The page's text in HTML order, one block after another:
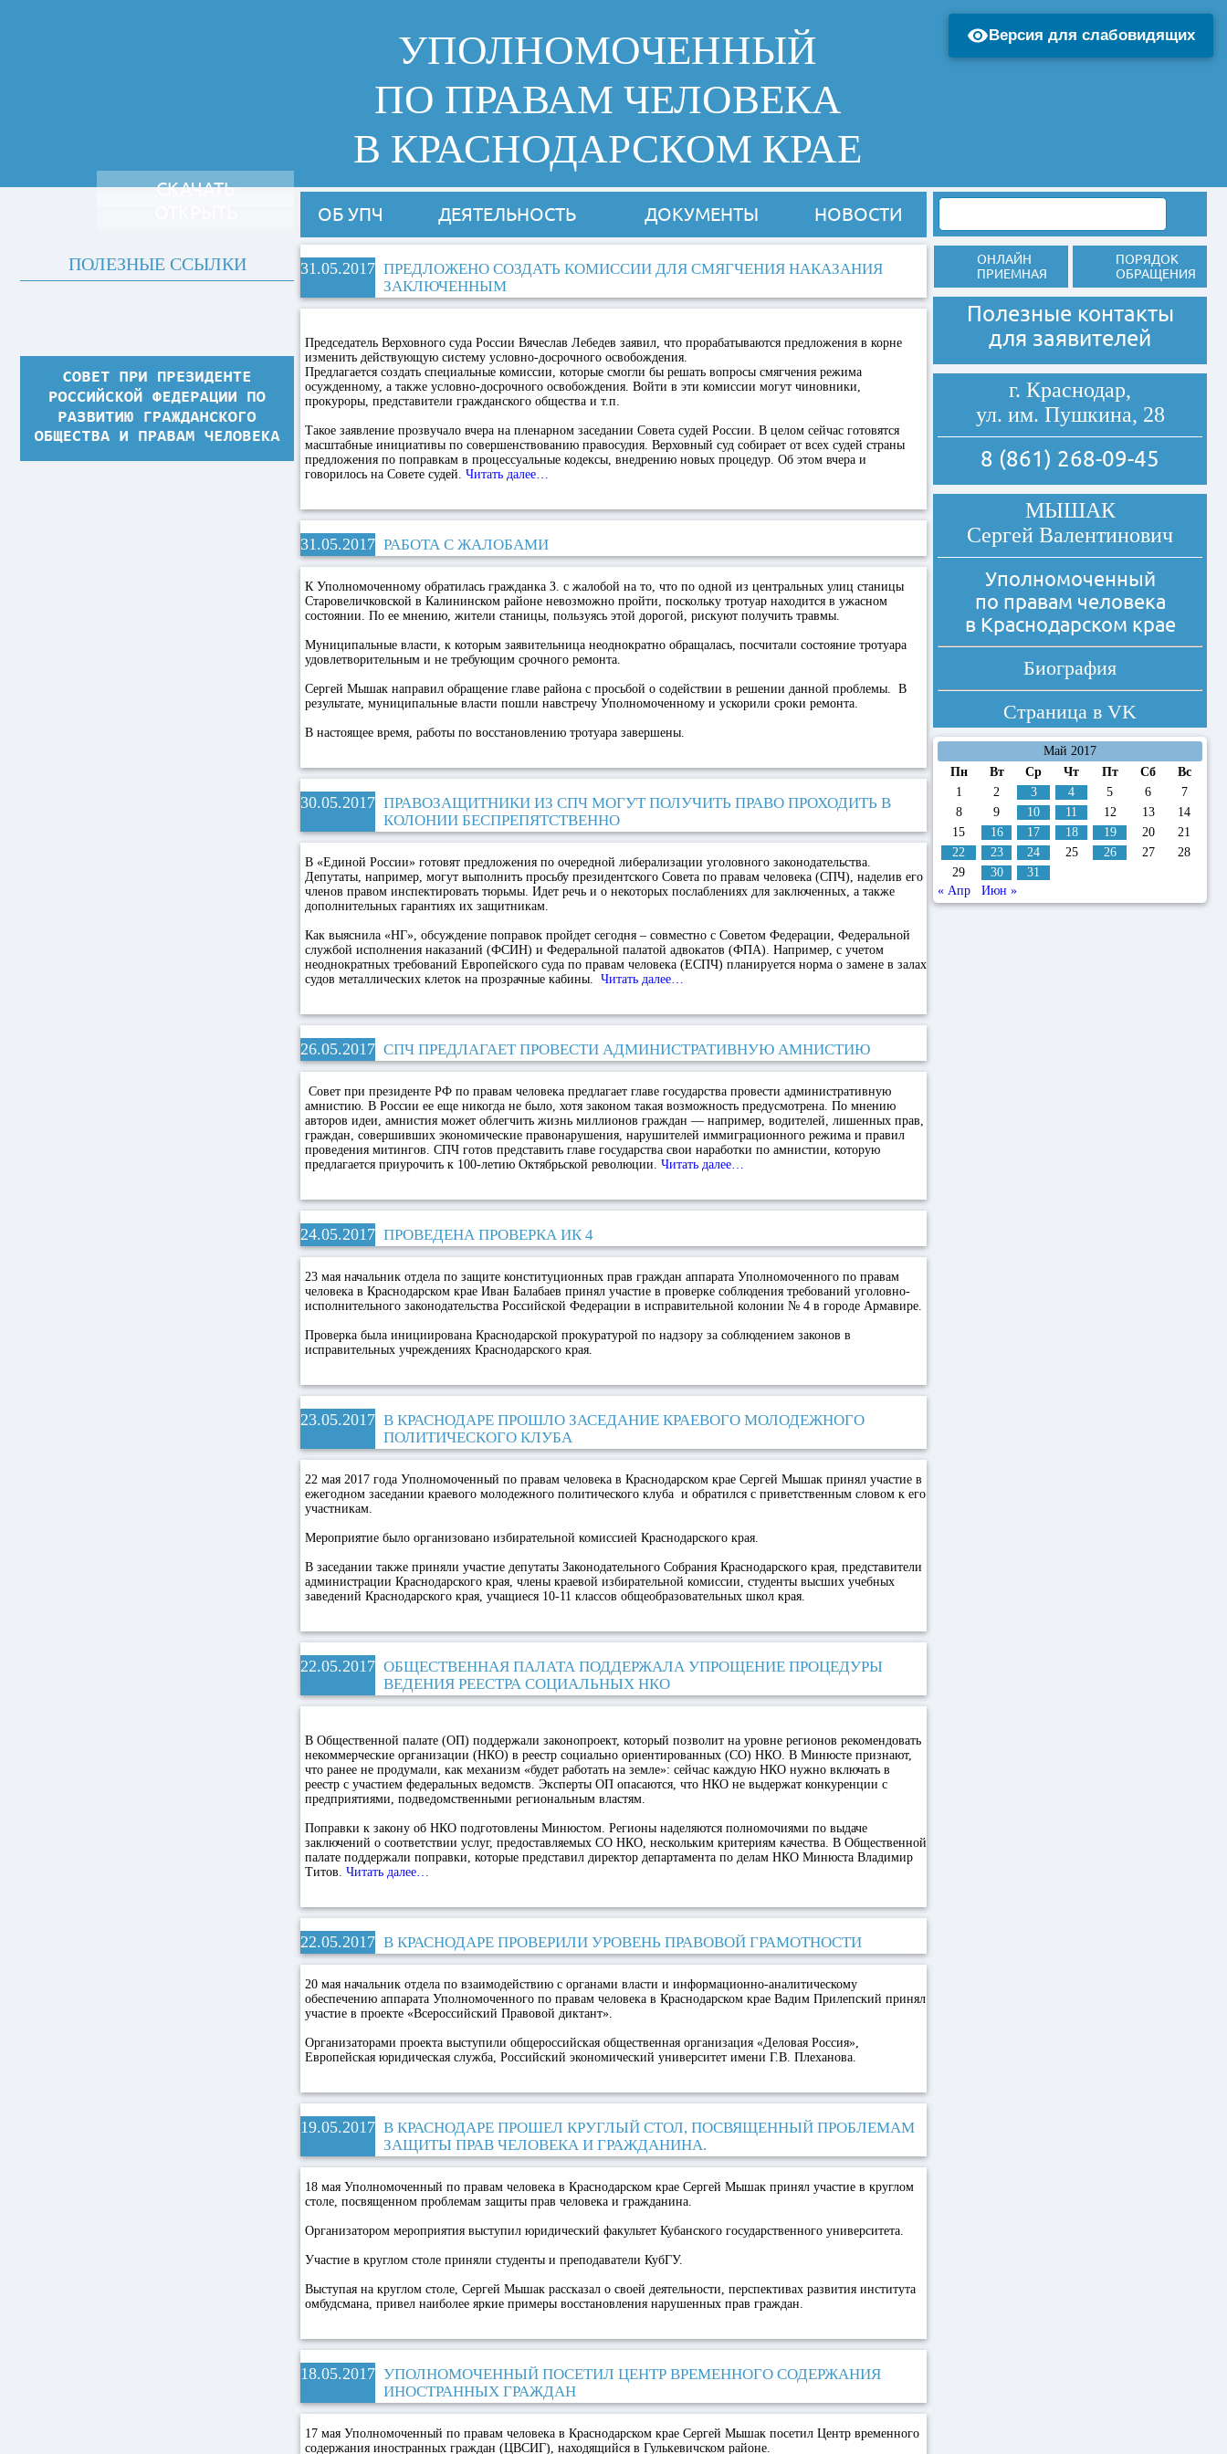
УПОЛНОМОЧЕННЫЙ
ПО ПРАВАМ ЧЕЛОВЕКА
В КРАСНОДАРСКОМ КРАЕ
ОБ УПЧ ДЕЯТЕЛЬНОСТЬ ДОКУМЕНТЫ НОВОСТИ
31.05.2017 ПРЕДЛОЖЕНО СОЗДАТЬ КОМИССИИ ДЛЯ СМЯГЧЕНИЯ НАКАЗАНИЯ
ЗАКЛЮЧЕННЫМ
Председатель Верховного суда России Вячеслав Лебедев заявил, что прорабатываются предложения в корне
изменить действующую систему условно-досрочного освобождения.
Предлагается создать специальные комиссии, которые смогли бы решать вопросы смягчения режима
осужденному, а также условно-досрочного освобождения. Войти в эти комиссии могут чиновники,
прокуроры, представители гражданского общества и т.п.
Такое заявление прозвучало вчера на пленарном заседании Совета судей России. В целом сейчас готовятся
масштабные инициативы по совершенствованию правосудия. Верховный суд собирает от всех судей страны
предложения по поправкам в процессуальные кодексы, внедрению новых процедур. Об этом вчера и
говорилось на Совете судей. Читать далее…
31.05.2017 РАБОТА С ЖАЛОБАМИ
К Уполномоченному обратилась гражданка З. с жалобой на то, что по одной из центральных улиц станицы
Старовеличковской в Калининском районе невозможно пройти, поскольку тротуар находится в ужасном
состоянии. По ее мнению, жители станицы, пользуясь этой дорогой, рискуют получить травмы.
Муниципальные власти, к которым заявительница неоднократно обращалась, посчитали состояние тротуара
удовлетворительным и не требующим срочного ремонта.
Сергей Мышак направил обращение главе района с просьбой о содействии в решении данной проблемы. В
результате, муниципальные власти пошли навстречу Уполномоченному и ускорили сроки ремонта.
В настоящее время, работы по восстановлению тротуара завершены.
30.05.2017 ПРАВОЗАЩИТНИКИ ИЗ СПЧ МОГУТ ПОЛУЧИТЬ ПРАВО ПРОХОДИТЬ В
КОЛОНИИ БЕСПРЕПЯТСТВЕННО
В «Единой России» готовят предложения по очередной либерализации уголовного законодательства.
Депутаты, например, могут выполнить просьбу президентского Совета по правам человека (СПЧ), наделив его
членов правом инспектировать тюрьмы. Идет речь и о некоторых послаблениях для заключенных, а также
дополнительных гарантиях их защитникам.
Как выяснила «НГ», обсуждение поправок пройдет сегодня – совместно с Советом Федерации, Федеральной
службой исполнения наказаний (ФСИН) и Федеральной палатой адвокатов (ФПА). Например, с учетом
неоднократных требований Европейского суда по правам человека (ЕСПЧ) планируется норма о замене в залах
судов металлических клеток на прозрачные кабины. Читать далее…
26.05.2017 СПЧ ПРЕДЛАГАЕТ ПРОВЕСТИ АДМИНИСТРАТИВНУЮ АМНИСТИЮ
Совет при президенте РФ по правам человека предлагает главе государства провести административную
амнистию. В России ее еще никогда не было, хотя законом такая возможность предусмотрена. По мнению
авторов идеи, амнистия может облегчить жизнь миллионов граждан — например, водителей, лишенных прав,
граждан, совершивших экономические правонарушения, нарушителей иммиграционного режима и правил
проведения митингов. СПЧ готов представить главе государства свои наработки по амнистии, которую
предлагается приурочить к 100-летию Октябрьской революции. Читать далее…
24.05.2017 ПРОВЕДЕНА ПРОВЕРКА ИК 4
23 мая начальник отдела по защите конституционных прав граждан аппарата Уполномоченного по правам
человека в Краснодарском крае Иван Балабаев принял участие в проверке соблюдения требований уголовно-
исполнительного законодательства Российской Федерации в исправительной колонии № 4 в городе Армавире.
Проверка была инициирована Краснодарской прокуратурой по надзору за соблюдением законов в
исправительных учреждениях Краснодарского края.
23.05.2017 В КРАСНОДАРЕ ПРОШЛО ЗАСЕДАНИЕ КРАЕВОГО МОЛОДЕЖНОГО
ПОЛИТИЧЕСКОГО КЛУБА
22 мая 2017 года Уполномоченный по правам человека в Краснодарском крае Сергей Мышак принял участие в
ежегодном заседании краевого молодежного политического клуба и обратился с приветственным словом к его
участникам.
Мероприятие было организовано избирательной комиссией Краснодарского края.
В заседании также приняли участие депутаты Законодательного Собрания Краснодарского края, представители
администрации Краснодарского края, члены краевой избирательной комиссии, студенты высших учебных
заведений Краснодарского края, учащиеся 10-11 классов общеобразовательных школ края.
22.05.2017 ОБЩЕСТВЕННАЯ ПАЛАТА ПОДДЕРЖАЛА УПРОЩЕНИЕ ПРОЦЕДУРЫ
ВЕДЕНИЯ РЕЕСТРА СОЦИАЛЬНЫХ НКО
В Общественной палате (ОП) поддержали законопроект, который позволит на уровне регионов рекомендовать
некоммерческие организации (НКО) в реестр социально ориентированных (СО) НКО. В Минюсте признают,
что ранее не продумали, как механизм «будет работать на земле»: сейчас каждую НКО нужно включать в
реестр с участием федеральных ведомств. Эксперты ОП опасаются, что НКО не выдержат конкуренции с
предприятиями, подведомственными региональным властям.
Поправки к закону об НКО подготовлены Минюстом. Регионы наделяются полномочиями по выдаче
заключений о соответствии услуг, предоставляемых СО НКО, нескольким критериям качества. В Общественной
палате поддержали поправки, которые представил директор департамента по делам НКО Минюста Владимир
Титов. Читать далее…
22.05.2017 В КРАСНОДАРЕ ПРОВЕРИЛИ УРОВЕНЬ ПРАВОВОЙ ГРАМОТНОСТИ
20 мая начальник отдела по взаимодействию с органами власти и информационно-аналитическому
обеспечению аппарата Уполномоченного по правам человека в Краснодарском крае Вадим Прилепский принял
участие в проекте «Всероссийский Правовой диктант».
Организаторами проекта выступили общероссийская общественная организация «Деловая Россия»,
Европейская юридическая служба, Российский экономический университет имени Г.В. Плеханова.
19.05.2017 В КРАСНОДАРЕ ПРОШЕЛ КРУГЛЫЙ СТОЛ, ПОСВЯЩЕННЫЙ ПРОБЛЕМАМ
ЗАЩИТЫ ПРАВ ЧЕЛОВЕКА И ГРАЖДАНИНА.
18 мая Уполномоченный по правам человека в Краснодарском крае Сергей Мышак принял участие в круглом
столе, посвященном проблемам защиты прав человека и гражданина.
Организатором мероприятия выступил юридический факультет Кубанского государственного университета.
Участие в круглом столе приняли студенты и преподаватели КубГУ.
Выступая на круглом столе, Сергей Мышак рассказал о своей деятельности, перспективах развития института
омбудсмана, привел наиболее яркие примеры восстановления нарушенных прав граждан.
18.05.2017 УПОЛНОМОЧЕННЫЙ ПОСЕТИЛ ЦЕНТР ВРЕМЕННОГО СОДЕРЖАНИЯ
ИНОСТРАННЫХ ГРАЖДАН
17 мая Уполномоченный по правам человека в Краснодарском крае Сергей Мышак посетил Центр временного
содержания иностранных граждан (ЦВСИГ), находящийся в Гулькевичском районе.
СКАЧАТЬ
ПОЛЕЗНЫЕ ССЫЛКИ
ОНЛАЙН
ПРИЕМНАЯ
ПОРЯДОК
ОБРАЩЕНИЯ
Полезные контакты
для заявителей
г. Краснодар,
ул. им. Пушкина, 28
8 (861) 268-09-45
МЫШАК
Сергей Валентинович
Уполномоченный
по правам человека
в Краснодарском крае
Биография
Страница в VK
Май 2017
Пн
Вт Ср Чт Пт Сб
Вс
1
2 3 4 5 6
7
8
9 10 11 12 13
14
15
16 17 18 19 20
21
22
23 24 25 26 27
28
29
30
31
« Апр
Июн »
Версия для слабовидящих